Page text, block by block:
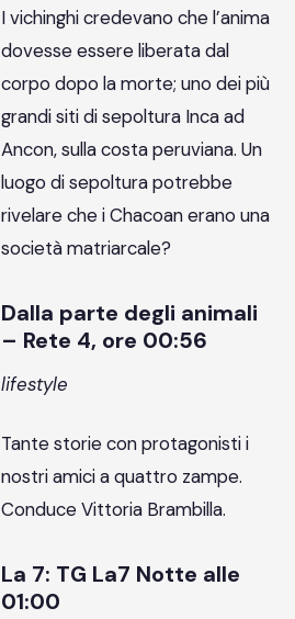
I vichinghi credevano che l’anima
dovesse essere liberata dal
corpo dopo la morte; uno dei più
grandi siti di sepoltura Inca ad
Ancon, sulla costa peruviana. Un
luogo di sepoltura potrebbe
rivelare che i Chacoan erano una
società matriarcale?
Dalla parte degli animali
– Rete 4, ore 00:56
lifestyle
Tante storie con protagonisti i
nostri amici a quattro zampe.
Conduce Vittoria Brambilla.
La 7: TG La7 Notte alle
01:00